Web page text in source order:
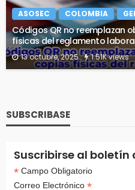
ASOSEC COLOMBIA
Códigos QR no reemplazan
físicas del reglamento
13 octubre, 2025 1.51K views
SUBSCRIBASE
Suscribirse al boletín
*Campo Obligatorio
Correo Electrónico *